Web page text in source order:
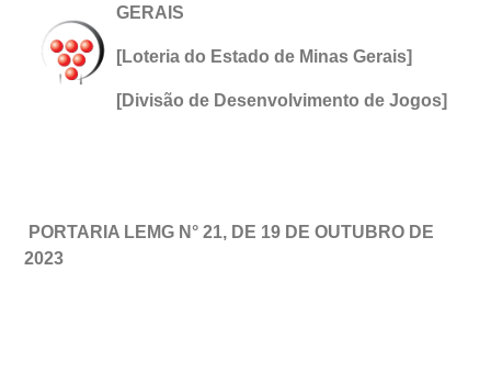
GERAIS
[Loteria do Estado de Minas Gerais]
[Divisão de Desenvolvimento de Jogos]
PORTARIA LEMG N° 21, DE 19 DE OUTUBRO DE
2023